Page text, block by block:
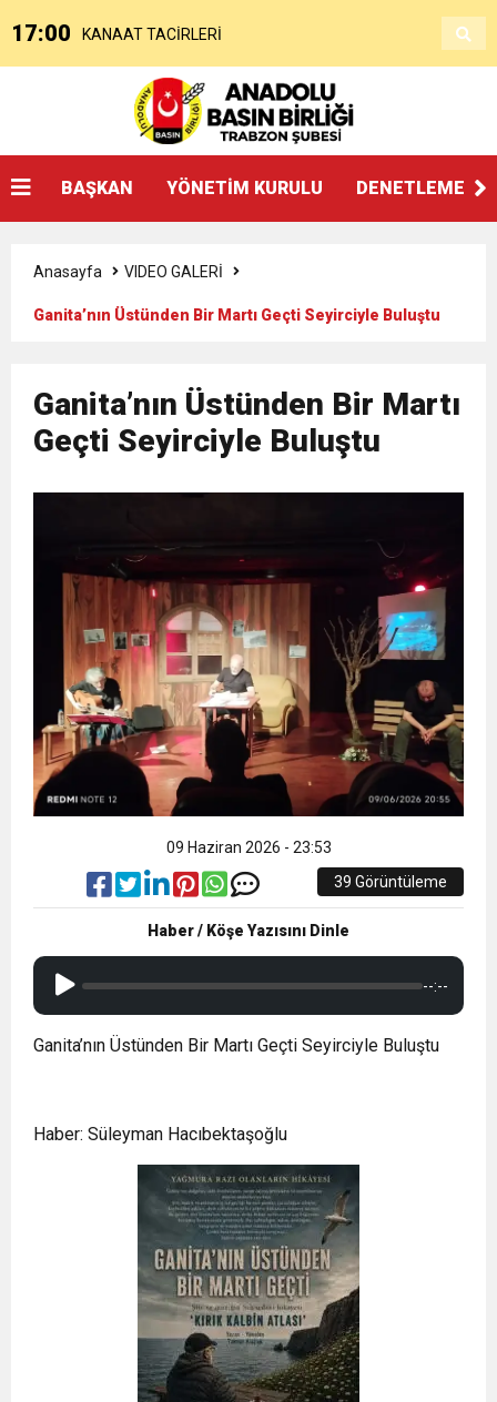
17:00 KANAAT TACİRLERİ
SOSYAL MEDYADAKİ FUTBOL
12:26 TS Divan Başkanlık Kurulunun Basın
12:17
TRABZONSPOR Ayhan Pala yazdı
21:23 Liyakatsiz Yöneticiler…
BAŞKAN YÖNETİM KURULU DENETLEME
Anasayfa VIDEO GALERİ
Ganita’nın Üstünden Bir Martı Geçti Seyirciyle Buluştu
Ganita’nın Üstünden Bir Martı
Geçti Seyirciyle Buluştu
09 Haziran 2026 - 23:53
39 Görüntüleme
Haber / Köşe Yazısını Dinle
--:--
Ganita’nın Üstünden Bir Martı Geçti Seyirciyle Buluştu
Haber: Süleyman Hacıbektaşoğlu